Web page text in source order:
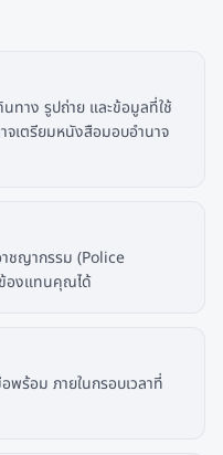
ทาง รูปถ่าย และข้อมูลที่ใช้
เตรียมหนังสือมอบอำนาจ
ชญากรรม (Police
องแทนคุณได้
ร้อม ภายในกรอบเวลาที่